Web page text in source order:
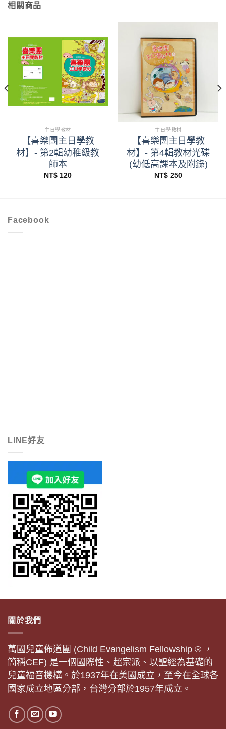
相關商品
主日學教材
【喜樂團主日學教
材】- 第2輯幼稚級教
師本
NT$ 120
主日學教材
【喜樂團主日學教
材】- 第4輯教材光碟
(幼低高課本及附錄)
NT$ 250
Facebook
LINE好友
關於我們
萬國兒童佈道團 (Child Evangelism Fellowship ® ，
簡稱CEF) 是一個國際性、超宗派、以聖經為基礎的
兒童福音機構。於1937年在美國成立，至今在全球各
國家成立地區分部，台灣分部於1957年成立。